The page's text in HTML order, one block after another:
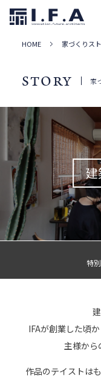
HOME 家づくりス
STORY 家
特
IFAが創業した頃
主様から
作品のテイストは